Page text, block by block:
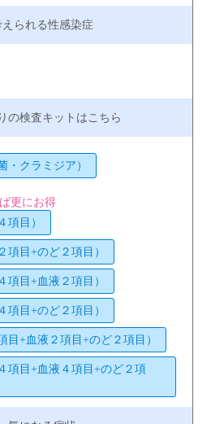
・クラミジア）
更にお得
項目）
項目+のど２項目）
項目+血液２項目）
項目+のど２項目）
目+血液２項目+のど２項目）
項目+血液４項目+のど２項